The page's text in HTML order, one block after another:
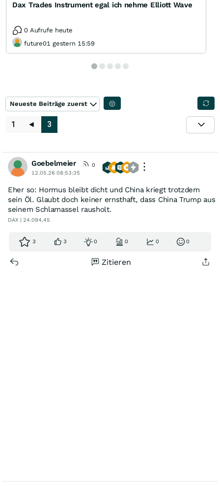
Dax Trades Instrument egal ich nehme Elliott Wave
0 Aufrufe heute
future01 gestern 15:59
Neueste Beiträge zuerst
1 ◄ 3
Goebelmeier
0
12.05.26 08:53:35
Eher so: Hormus bleibt dicht und China kriegt trotzdem
sein Öl. Glaubt doch keiner ernsthaft, dass China Trump aus
seinem Schlamassel rausholt.
DAX | 24.094,45
3 3 0 0 0 0
Zitieren